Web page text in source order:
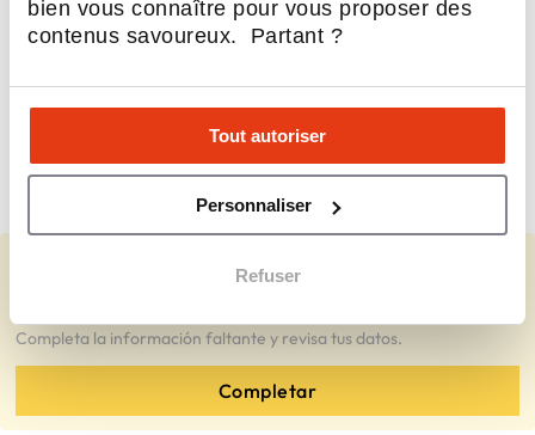
bien vous connaître pour vous proposer des
contenus savoureux. Partant ?
Tout autoriser
Personnaliser
Refuser
¿Qué perfil buscan en sus asociados?
¿Qué apoyo recibe un franquiciado o
propietario de oficina?
¿Qué unidades de negocio maneja la
Representas a Coldwell Banker?
Completa la información faltante y revisa tus datos.
Completar